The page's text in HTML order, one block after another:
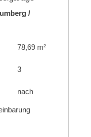
/
78,69 m²
3
nach